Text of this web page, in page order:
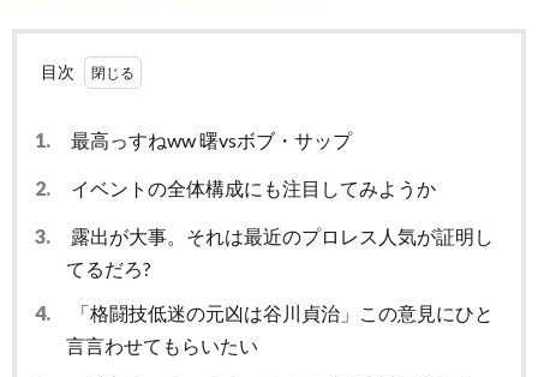
目次
1. 最高っすねww 曙vsボブ・サップ
2. イベントの全体構成にも注目してみようか
3.
露出が大事。それは最近のプロレス人気が証明し
てるだろ?
4.
「格闘技低迷の元凶は谷川貞治」この意見にひと
言言わせてもらいたい